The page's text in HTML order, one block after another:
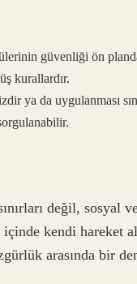
güvenliği ön
kurallardır.
ya da uygulanması
değil, sosyal
kendi hareket
arasında bir